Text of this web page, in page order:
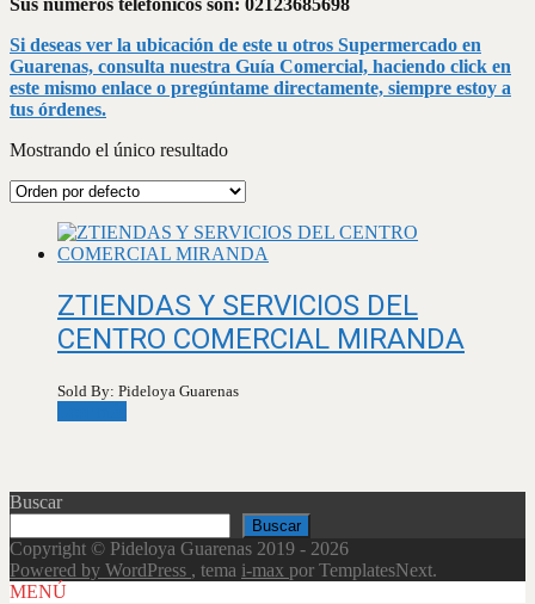
Si deseas ver la ubicación de este u otros Supermercado en
Guarenas, consulta nuestra Guía Comercial, haciendo click en
este mismo enlace o pregúntame directamente, siempre estoy a
tus órdenes.
Mostrando el único resultado
ZTIENDAS Y SERVICIOS DEL
CENTRO COMERCIAL MIRANDA
Sold By: Pideloya Guarenas
Buscar
Buscar
Copyright © Pideloya Guarenas 2019 - 2026
Powered by WordPress , tema i-max por TemplatesNext.
Scroll
MENÚ